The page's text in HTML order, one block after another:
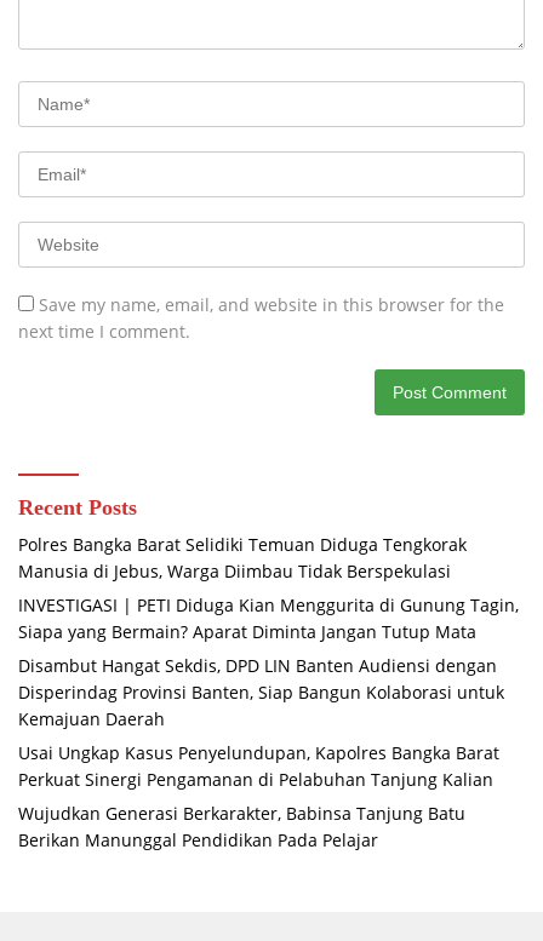
Save my name, email, and website in this browser for the
next time I comment.
Recent Posts
Polres Bangka Barat Selidiki Temuan Diduga Tengkorak
Manusia di Jebus, Warga Diimbau Tidak Berspekulasi
INVESTIGASI | PETI Diduga Kian Menggurita di Gunung Tagin,
Siapa yang Bermain? Aparat Diminta Jangan Tutup Mata
Disambut Hangat Sekdis, DPD LIN Banten Audiensi dengan
Disperindag Provinsi Banten, Siap Bangun Kolaborasi untuk
Kemajuan Daerah
Usai Ungkap Kasus Penyelundupan, Kapolres Bangka Barat
Perkuat Sinergi Pengamanan di Pelabuhan Tanjung Kalian
Wujudkan Generasi Berkarakter, Babinsa Tanjung Batu
Berikan Manunggal Pendidikan Pada Pelajar